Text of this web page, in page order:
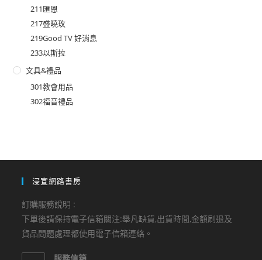
211匯恩
217盛曉玫
219Good TV 好消息
233以斯拉
文具&禮品
301教會用品
302福音禮品
浸宣網路書房
訂購服務說明 :
下單後請保持電子信箱關注:舉凡缺貨,出貨時間,金額刷退及
貨品問題處理都使用電子信箱連絡。
服務信箱